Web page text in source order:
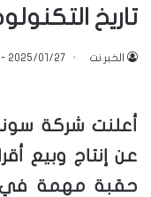
تاريخ
الخبر.نت 2025/01/27 - 6:16 مساءً
أعلنت شركة
عن إنتاج وبيع
حقبة مهمة في